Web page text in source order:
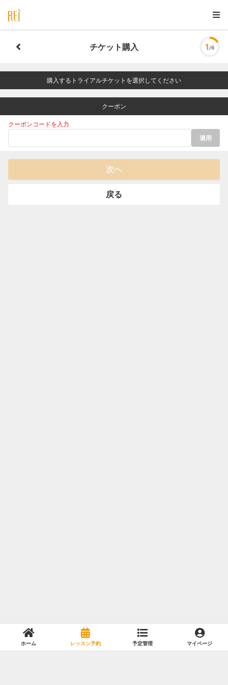
チケット購入 1 /6
購入するトライアルチケットを選択してください
クーポン
クーポンコードを入力
適用
次へ
戻る
ホーム レッスン予約 予定管理 マイページ